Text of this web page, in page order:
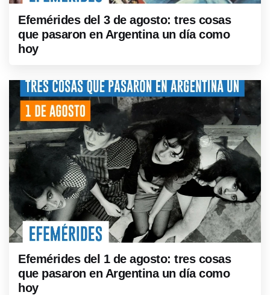
Efemérides del 3 de agosto: tres cosas
que pasaron en Argentina un día como
hoy
Efemérides del 1 de agosto: tres cosas
que pasaron en Argentina un día como
hoy